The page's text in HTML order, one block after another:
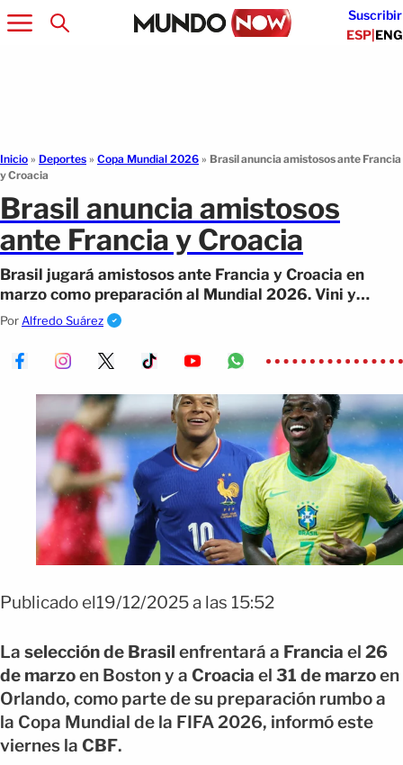
Suscribir
ESP|ENG
Inicio » Deportes » Copa Mundial 2026 » Brasil anuncia amistosos ante Francia
y Croacia
Brasil anuncia amistosos
ante Francia y Croacia
Brasil jugará amistosos ante Francia y Croacia en
marzo como preparación al Mundial 2026. Vini y
Mbappé se verán las caras
Por Alfredo Suárez
Publicado el19/12/2025 a las 15:52
La selección de Brasil enfrentará a Francia el 26
de marzoen Boston y a Croacia el 31 de marzoen
Orlando, como parte de su preparación rumbo a
la Copa Mundial de la FIFA 2026, informó este
viernes la CBF.